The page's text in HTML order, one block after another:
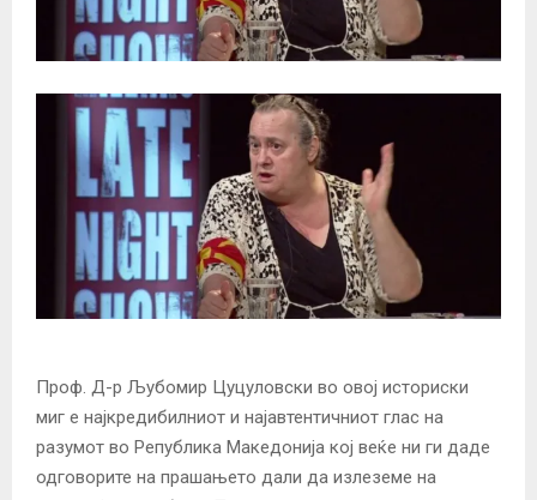
Проф. Д-р Љубомир Цуцуловски во овој историски
миг е најкредибилниот и најавтентичниот глас на
разумот во Република Македонија кој веќе ни ги даде
одговорите на прашањето дали да излеземе на